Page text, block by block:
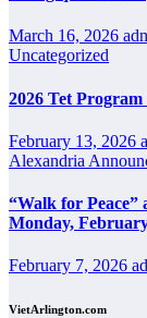
March 16, 2026
Uncategorized
2026 Tet
February 13, 2026
Alexandria
“Walk for
Monday,
February 7, 2026
VietArlington.com